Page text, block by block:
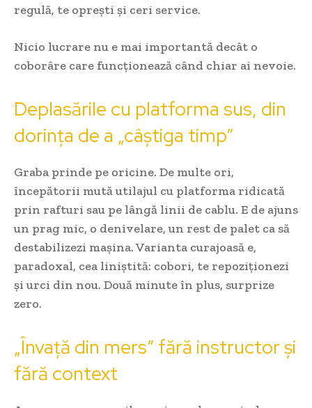
regulă, te oprești și ceri service.
Nicio lucrare nu e mai importantă decât o
coborâre care funcționează când chiar ai nevoie.
Deplasările cu platforma sus, din
dorința de a „câștiga timp”
Graba prinde pe oricine. De multe ori,
începătorii mută utilajul cu platforma ridicată
prin rafturi sau pe lângă linii de cablu. E de ajuns
un prag mic, o denivelare, un rest de palet ca să
destabilizezi mașina. Varianta curajoasă e,
paradoxal, cea liniștită: cobori, te repoziționezi
și urci din nou. Două minute în plus, surprize
zero.
„Învață din mers” fără instructor și
fără context